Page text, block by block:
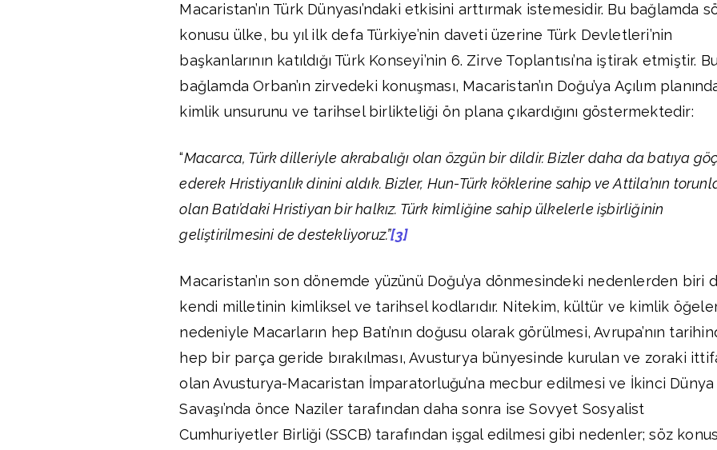
Macaristan’ın Türk Dünyası’ndaki etkisini arttırmak istemesidir. Bu bağlamda
konusu ülke, bu yıl ilk defa Türkiye’nin daveti üzerine Türk Devletleri’nin
başkanlarının katıldığı Türk Konseyi’nin 6. Zirve Toplantısı’na iştirak etmiştir.
bağlamda Orban’ın zirvedeki konuşması, Macaristan’ın Doğu’ya Açılım
kimlik unsurunu ve tarihsel birlikteliği ön plana çıkardığını göstermektedir:
“Macarca, Türk dilleriyle akrabalığı olan özgün bir dildir. Bizler daha da batıya göç
ederek Hristiyanlık dinini aldık. Bizler, Hun-Türk köklerine sahip ve Attila’nın
olan Batı’daki Hristiyan bir halkız. Türk kimliğine sahip ülkelerle işbirliğinin
geliştirilmesini de destekliyoruz.”[3]
Macaristan’ın son dönemde yüzünü Doğu’ya dönmesindeki nedenlerden biri
kendi milletinin kimliksel ve tarihsel kodlarıdır. Nitekim, kültür ve kimlik
nedeniyle Macarların hep Batı’nın doğusu olarak görülmesi, Avrupa’nın
hep bir parça geride bırakılması, Avusturya bünyesinde kurulan ve zoraki
olan Avusturya-Macaristan İmparatorluğu’na mecbur edilmesi ve İkinci Dünya
Savaşı’nda önce Naziler tarafından daha sonra ise Sovyet Sosyalist
Cumhuriyetler Birliği (SSCB) tarafından işgal edilmesi gibi nedenler; söz